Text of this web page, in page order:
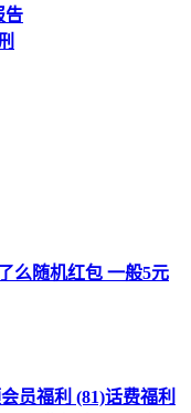
告
么随机红包 一般5元
员福利 (81)话费福利